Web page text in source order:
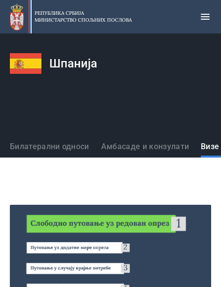
Прескочи
главни
део
РЕПУБЛИКА СРБИЈА
МИНИСТАРСТВО СПОЉНИХ ПОСЛОВА
Шпанија
Државе
Билатерални односи Амбасаде и конзулати